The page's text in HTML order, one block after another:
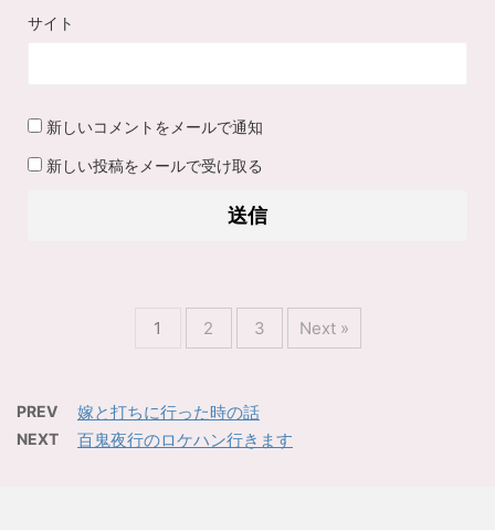
サイト
新しいコメントをメールで通知
新しい投稿をメールで受け取る
1 2 3 Next »
PREV 嫁と打ちに行った時の話
NEXT 百鬼夜行のロケハン行きます